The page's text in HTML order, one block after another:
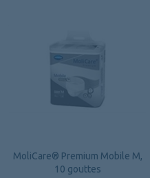
MoliCare® Premium Mobile M,
10 gouttes